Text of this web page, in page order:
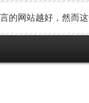
的网站越好，然而